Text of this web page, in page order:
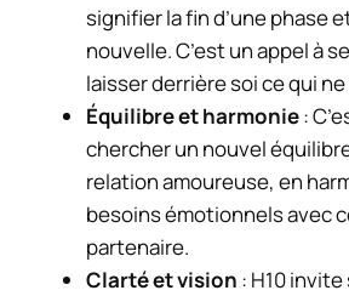
signifier la fin d’une phase
nouvelle. C’est un appel à
laisser derrière soi ce qui
Équilibre et harmonie:
chercher un nouvel
relation amoureuse, en
besoins émotionnels avec
partenaire.
Clarté et vision : H10